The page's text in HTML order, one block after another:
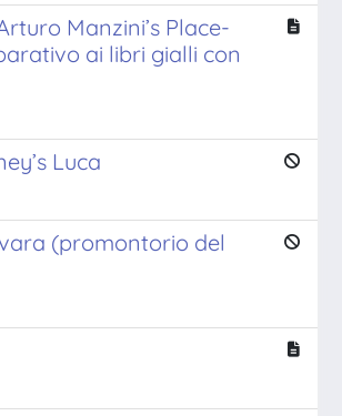
Manzini’s Place-
ai libri gialli con
Luca
(promontorio del